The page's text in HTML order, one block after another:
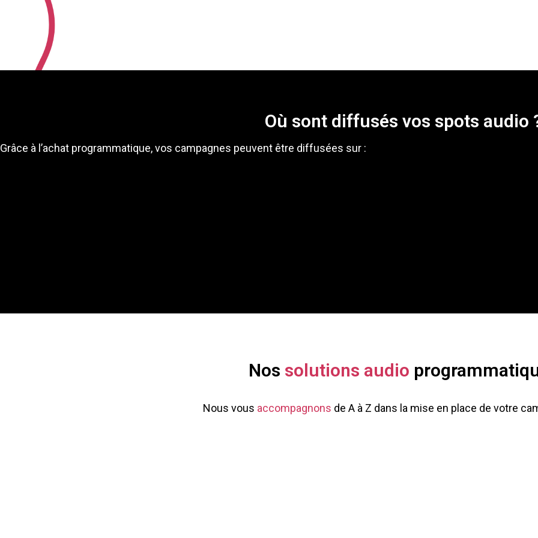
Où sont diffusés vos spots audio
Grâce à l’achat programmatique, vos campagnes peuvent être diffusées sur :
Nos solutions audio
Nous vous accompagnons de A à Z dans la mise en place de votre